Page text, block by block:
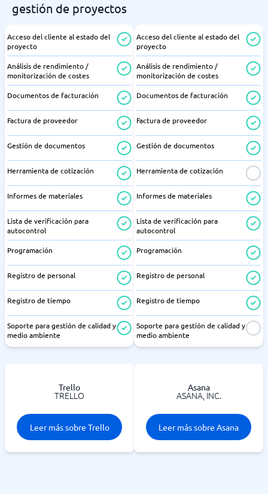
gestión de proyectos
Acceso del cliente al estado del
proyecto
Análisis de rendimiento /
monitorización de costes
Documentos de facturación
Factura de proveedor
Gestión de documentos
Herramienta de cotización
Informes de materiales
Lista de verificación para
autocontrol
Programación
Registro de personal
Registro de tiempo
Soporte para gestión de calidad y
medio ambiente
Acceso del cliente al estado del
proyecto
Análisis de rendimiento /
monitorización de costes
Documentos de facturación
Factura de proveedor
Gestión de documentos
Herramienta de cotización
Informes de materiales
Lista de verificación para
autocontrol
Programación
Registro de personal
Registro de tiempo
Soporte para gestión de calidad y
medio ambiente
Trello
TRELLO
Leer más sobre Trello
Asana
ASANA, INC.
Leer más sobre Asana